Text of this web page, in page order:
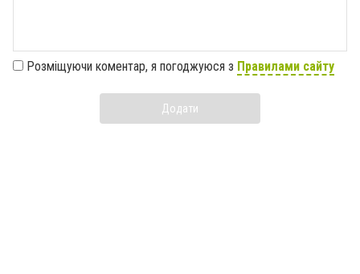
Розміщуючи коментар, я погоджуюся з Правилами сайту
Додати